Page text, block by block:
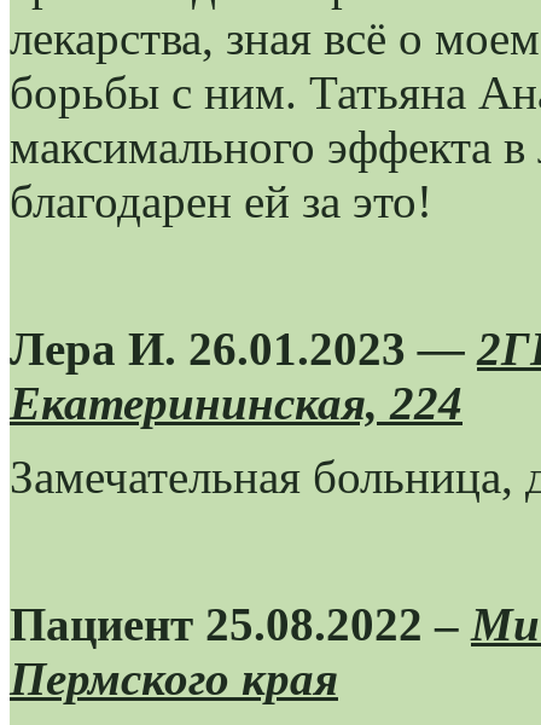
лекарства, зная всё о
борьбы с ним. Татьяна
максимального эффекта
благодарен ей за это!
Лера И. 26.01.2023—
Екатерининская, 224
Замечательная
Пациент 25.08.2022 –
Пермского края